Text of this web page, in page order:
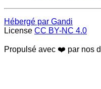
Hébergé par Gandi
License CC BY-NC 4.0
Propulsé avec ❤️ par nos